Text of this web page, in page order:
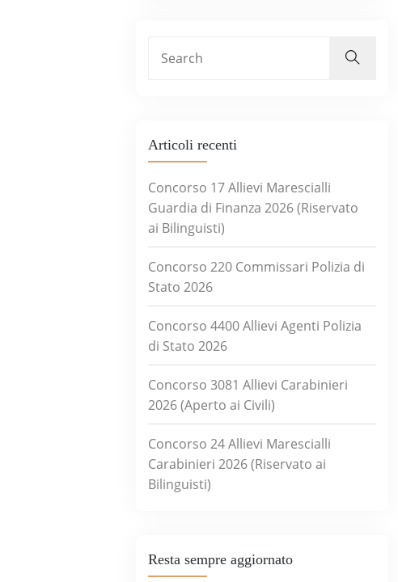
Articoli recenti
Concorso 17 Allievi Marescialli
Guardia di Finanza 2026 (Riservato
ai Bilinguisti)
Concorso 220 Commissari Polizia di
Stato 2026
Concorso 4400 Allievi Agenti Polizia
di Stato 2026
Concorso 3081 Allievi Carabinieri
2026 (Aperto ai Civili)
Concorso 24 Allievi Marescialli
Carabinieri 2026 (Riservato ai
Bilinguisti)
Resta sempre aggiornato